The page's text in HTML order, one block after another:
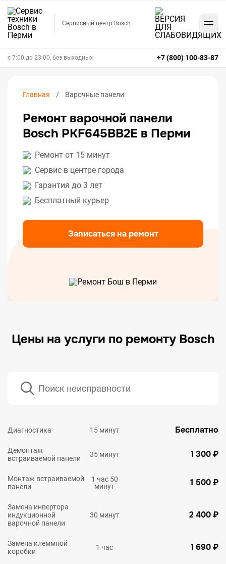
Сервисный центр Bosch
+7 (800) 100-83-87
с 7:00 до 23:00, без выходных
Главная Варочные панели
Ремонт варочной панели
Bosch PKF645BB2E в Перми
Ремонт от 15 минут
Сервис в центре города
Гарантия до 3 лет
Бесплатный курьер
Записаться на ремонт
Цены на услуги по ремонту Bosch
Диагностика 15 минут Бесплатно
Демонтаж
встраиваемой панели
35 минут 1 300 ₽
Монтаж встраиваемой
панели
1 час 50
минут
1 500 ₽
Замена инвертора
индукционной
варочной панели
30 минут 2 400 ₽
Замена клеммной
коробки
1 час 1 690 ₽